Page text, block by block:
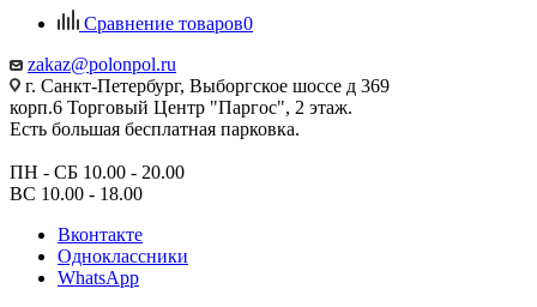
Сравнение товаров0
zakaz@polonpol.ru
г. Санкт-Петербург, Выборгское шоссе д 369
корп.6 Торговый Центр "Паргос", 2 этаж.
Есть большая бесплатная парковка.
ПН - СБ 10.00 - 20.00
ВС 10.00 - 18.00
Вконтакте
Одноклассники
WhatsApp